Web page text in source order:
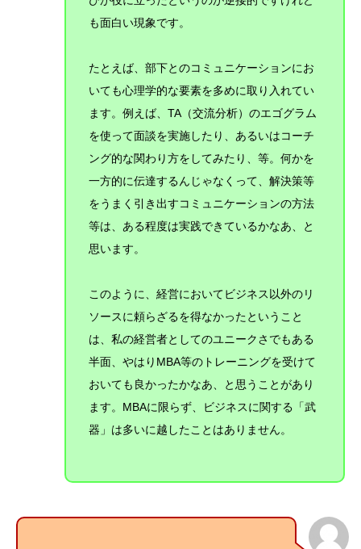
も面白い現象です。
たとえば、部下とのコミュニケーションにお
いても心理学的な要素を多めに取り入れてい
ます。例えば、TA（交流分析）のエゴグラム
を使って面談を実施したり、あるいはコーチ
ング的な関わり方をしてみたり、等。何かを
一方的に伝達するんじゃなくって、解決策等
をうまく引き出すコミュニケーションの方法
等は、ある程度は実践できているかなあ、と
思います。
このように、経営においてビジネス以外のリ
ソースに頼らざるを得なかったということ
は、私の経営者としてのユニークさでもある
半面、やはりMBA等のトレーニングを受けて
おいても良かったかなあ、と思うことがあり
ます。MBAに限らず、ビジネスに関する「武
器」は多いに越したことはありません。